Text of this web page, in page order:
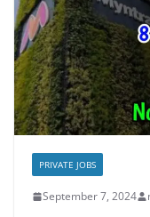
PRIVATE JOBS
September 7, 2024